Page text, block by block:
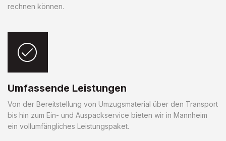
rechnen können.
Umfassende Leistungen
Von der Bereitstellung von Umzugsmaterial über den Transport
bis hin zum Ein- und Auspackservice bieten wir in Mannheim
ein vollumfängliches Leistungspaket.